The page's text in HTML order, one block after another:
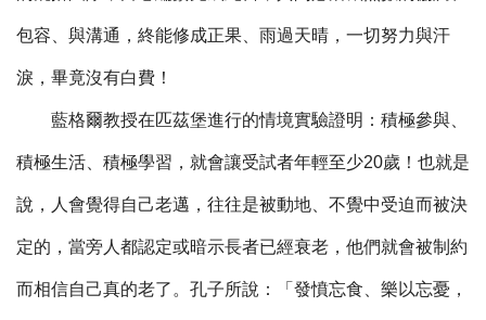
包容、與溝通，終能修成正果、雨過天晴，一切努力與汗
淚，畢竟沒有白費！
藍格爾教授在匹茲堡進行的情境實驗證明：積極參與、
積極生活、積極學習，就會讓受試者年輕至少20歲！也就是
說，人會覺得自己老邁，往往是被動地、不覺中受迫而被決
定的，當旁人都認定或暗示長者已經衰老，他們就會被制約
而相信自己真的老了。孔子所說：「發憤忘食、樂以忘憂，